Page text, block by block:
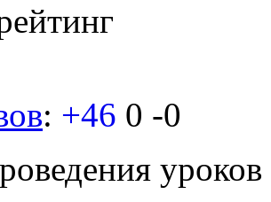
: +46 0 -0
уроков